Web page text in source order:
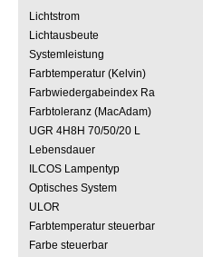
Lichtstrom
Lichtausbeute
Systemleistung
Farbtemperatur (Kelvin)
Farbwiedergabeindex Ra
Farbtoleranz (MacAdam)
UGR 4H8H 70/50/20 L
Lebensdauer
ILCOS Lampentyp
Optisches System
ULOR
Farbtemperatur steuerbar
Farbe steuerbar